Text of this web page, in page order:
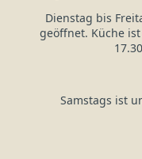
Dienstag bis
geöffnet. Küche
Samstags ist